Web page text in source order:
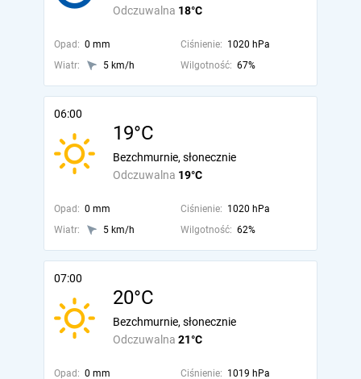
Odczuwalna 18°C
Opad: 0 mm Ciśnienie: 1020 hPa
Wiatr:
5 km/h Wilgotność: 67%
06:00
19°C
Odczuwalna 19°C
Bezchmurnie, słonecznie
Opad: 0 mm Ciśnienie: 1020 hPa
Wiatr:
5 km/h Wilgotność: 62%
07:00
20°C
Odczuwalna 21°C
Bezchmurnie, słonecznie
Opad: 0 mm Ciśnienie: 1019 hPa